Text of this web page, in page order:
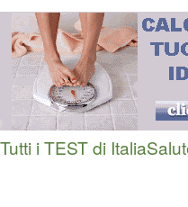
Tutti i TEST di